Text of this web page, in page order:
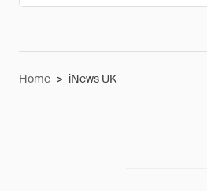
Home > iNews UK